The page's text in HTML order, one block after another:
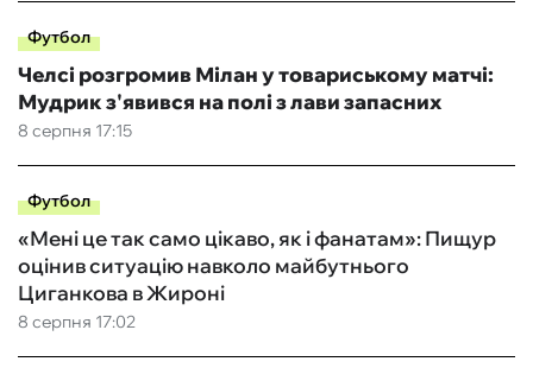
Футбол
8 серпня 17:15
Челсі розгромив Мілан у товариському матчі:
Мудрик з'явився на полі з лави запасних
Футбол
8 серпня 17:02
«Мені це так само цікаво, як і фанатам»: Пищур
оцінив ситуацію навколо майбутнього
Циганкова в Жироні